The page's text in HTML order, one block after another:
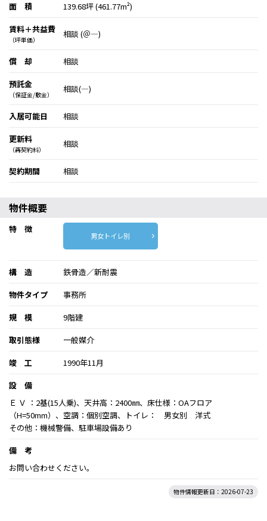
面 積
139.68坪 (461.77m²)
賃料＋共益費
（坪単価）
相談 (＠―)
償 却
相談
預託金
（保証金/敷金）
相談(―)
入居可能日
相談
更新料
（再契約料）
相談
契約期間 相談
物件概要
特 徴
男女トイレ別
構 造
鉄骨造／新耐震
物件タイプ
事務所
規 模
9階建
取引態様
一般媒介
竣 工
1990年11月
設 備
Ｅ Ｖ ：2基(15人乗)、天井高：2400㎜、床仕様：OAフロア
（H=50mm）、空調：個別空調、トイレ： 男女別 洋式
その他：機械警備、駐車場設備あり
備 考
お問い合わせください。
物件情報更新日：2026-07-23